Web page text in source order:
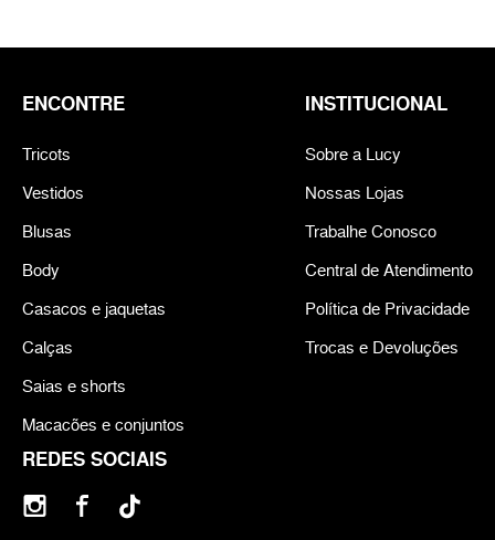
REDES SOCIAIS
ENCONTRE
Tricots
Vestidos
Blusas
Body
Casacos e jaquetas
Calças
Saias e shorts
Macacões e conjuntos
INSTITUCIONAL
Sobre a Lucy
Nossas Lojas
Trabalhe Conosco
Central de Atendimento
Política de Privacidade
Trocas e Devoluções